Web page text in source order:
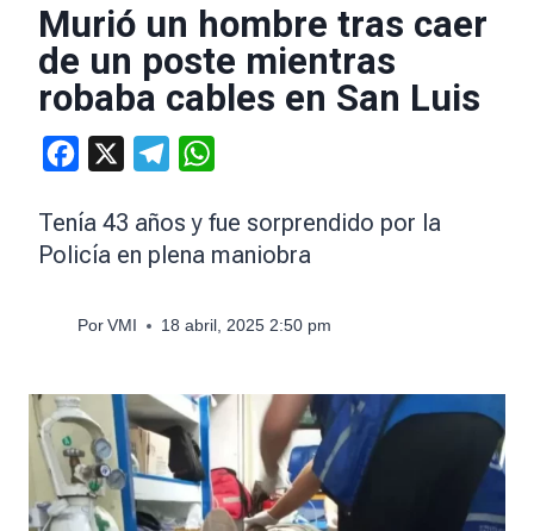
Murió un hombre tras caer
de un poste mientras
robaba cables en San Luis
Facebook Telegram
Tenía 43 años y fue sorprendido por la
Policía en plena maniobra
Por VMI 18 abril, 2025 2:50 pm